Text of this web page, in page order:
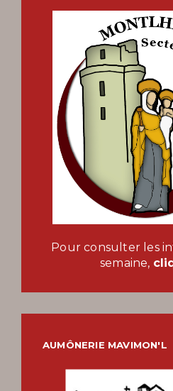
Pour consulter les
semaine,
AUMÔNERIE MAVIMON'L